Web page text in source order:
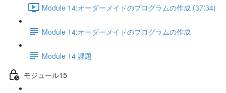
Module 14:オーダーメイドのプログラムの作成 (37:34)
Module 14:オーダーメイドのプログラムの作成
Module 14 課題
モジュール15